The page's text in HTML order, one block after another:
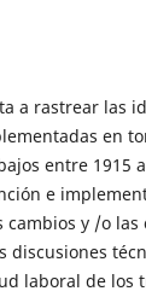
a rastrear las
en
entre 1915
e
cambios y /o
discusiones
laboral de los